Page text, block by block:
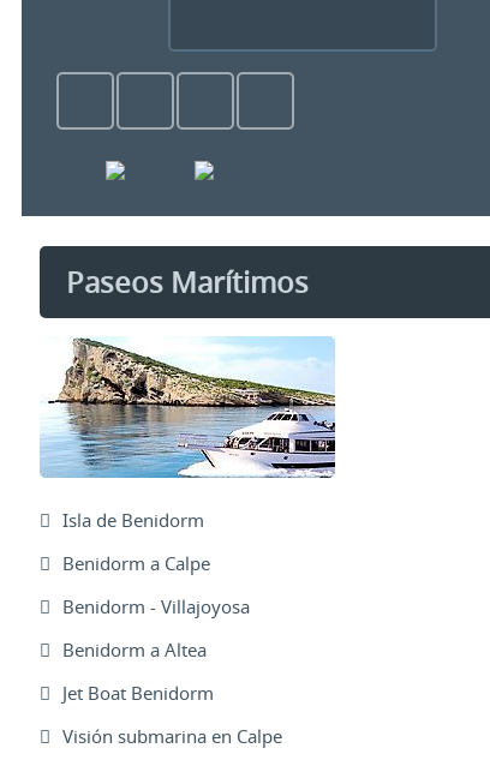
Paseos Marítimos
Isla de Benidorm
Benidorm a Calpe
Benidorm - Villajoyosa
Benidorm a Altea
Jet Boat Benidorm
Visión submarina en Calpe